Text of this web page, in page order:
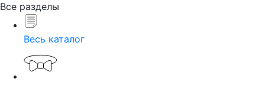
Все разделы
Весь каталог